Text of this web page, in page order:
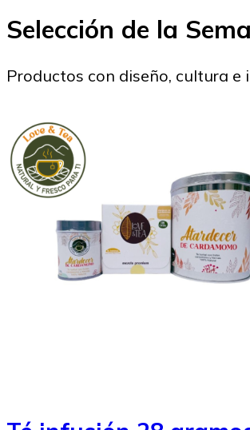
Selección de la
Productos con diseño, cultura